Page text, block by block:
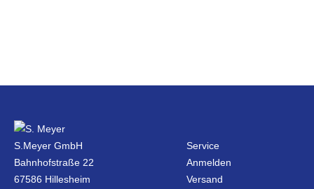
S.Meyer GmbH
Bahnhofstraße 22
67586 Hillesheim
Service
Anmelden
Versand